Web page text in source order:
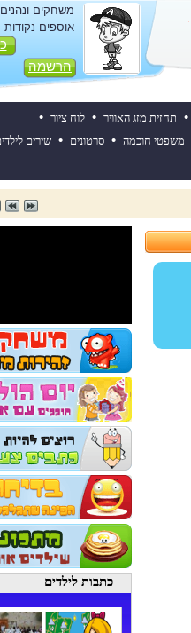
משחקים ונהנים
אוספים נקודות
הרשמה
• תחזית מזג האוויר • לוח ציור •
משפטי חוכמה • סרטונים • שירים
כתבות לילדים